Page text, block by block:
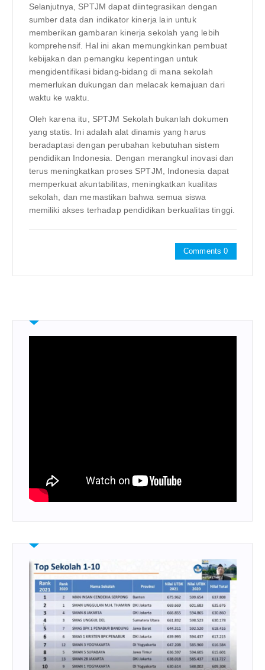
Selanjutnya, SPTJM dapat diintegrasikan dengan
sumber data dan indikator kinerja lain untuk
memberikan gambaran kinerja sekolah yang lebih
komprehensif. Hal ini akan memungkinkan pembuat
kebijakan dan pemangku kepentingan untuk
mengidentifikasi bidang-bidang di mana sekolah
memerlukan dukungan dan melacak kemajuan dari
waktu ke waktu.
Oleh karena itu, SPTJM Sekolah bukanlah dokumen
yang statis. Ini adalah alat dinamis yang harus
beradaptasi dengan perubahan kebutuhan sistem
pendidikan Indonesia. Dengan merangkul inovasi dan
terus meningkatkan proses SPTJM, Indonesia dapat
memperkuat akuntabilitas, meningkatkan kualitas
sekolah, dan memastikan bahwa semua siswa
memiliki akses terhadap pendidikan berkualitas tinggi.
Comments 0